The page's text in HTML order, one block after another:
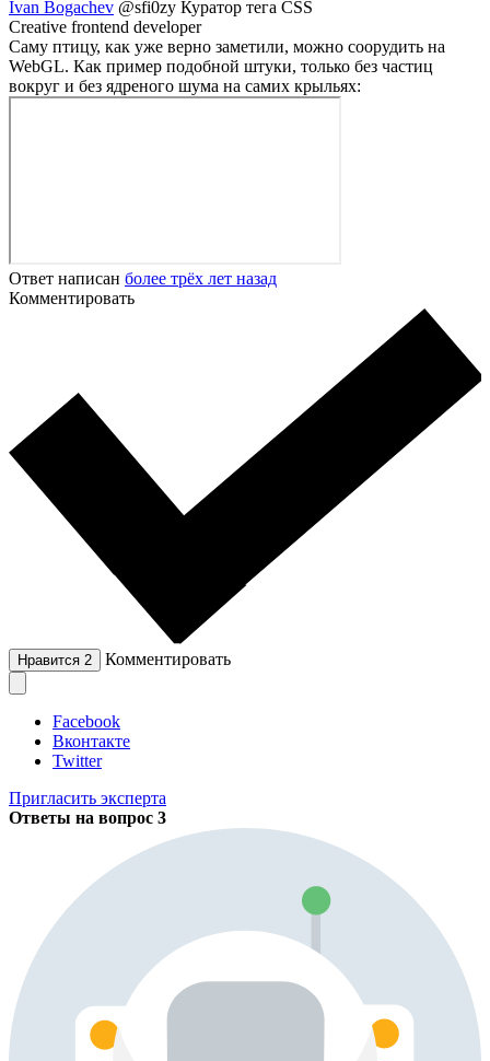
Ivan Bogachev @sfi0zy Куратор тега CSS
Creative frontend developer
Саму птицу, как уже верно заметили, можно соорудить на
WebGL. Как пример подобной штуки, только без частиц
вокруг и без ядреного шума на самих крыльях:
Ответ написан более трёх лет назад
Комментировать
Нравится 2 Комментировать
Facebook
Вконтакте
Twitter
Пригласить эксперта
Ответы на вопрос 3